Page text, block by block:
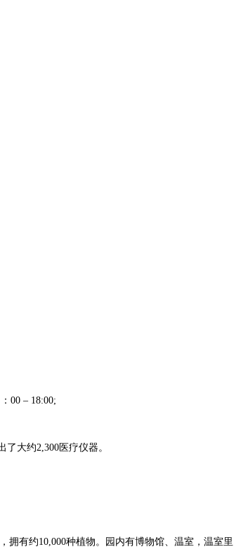
00 – 18:00;
大约2,300医疗仪器。
有约10,000种植物。园内有博物馆、温室，温室里